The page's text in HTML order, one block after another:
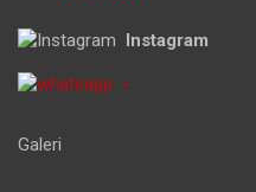
Instagram
-
Galeri